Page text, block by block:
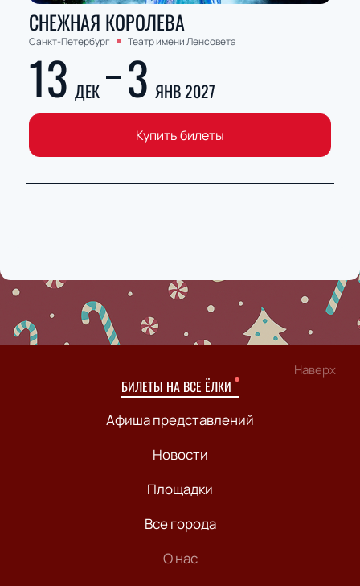
СНЕЖНАЯ КОРОЛЕВА
Санкт-Петербург Театр имени Ленсовета
13 ДЕК 3 ЯНВ 2027
Купить билеты
Наверх
БИЛЕТЫ НА ВСЕ ЁЛКИ
Афиша представлений
Новости
Площадки
Все города
О нас